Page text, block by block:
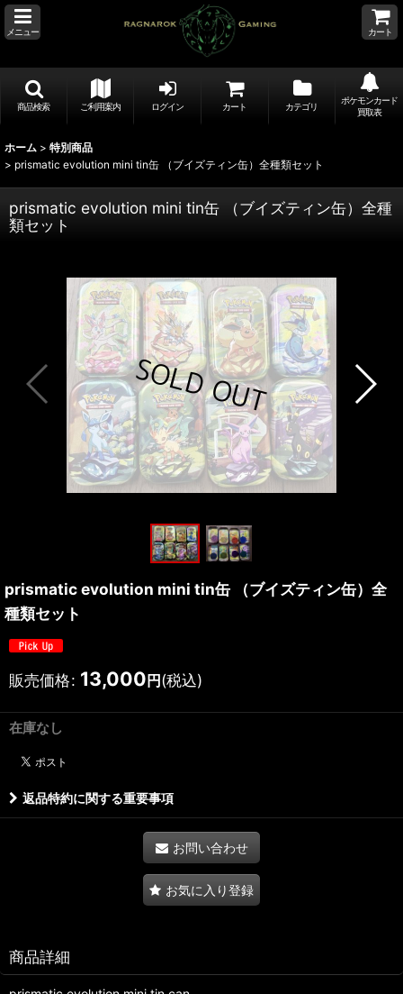
メニュー カート
商品検索 ご利用案内 ログイン カート カテゴリ
ポケモンカード
買取表
ホーム > 特別商品
> prismatic evolution mini tin缶 （ブイズティン缶）全種類セット
prismatic evolution mini tin缶 （ブイズティン缶）全種
類セット
prismatic evolution mini tin缶 （ブイズティン缶）全
種類セット
販売価格: 13,000 円 (税込)
在庫なし
返品特約に関する重要事項
お問い合わせ
お気に入り登録
商品詳細